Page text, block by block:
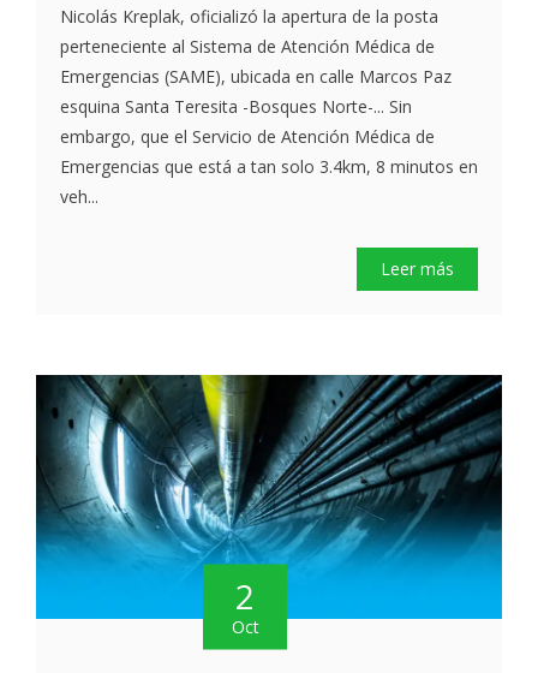
Nicolás Kreplak, oficializó la apertura de la posta
perteneciente al Sistema de Atención Médica de
Emergencias (SAME), ubicada en calle Marcos Paz
esquina Santa Teresita -Bosques Norte-... Sin
embargo, que el Servicio de Atención Médica de
Emergencias que está a tan solo 3.4km, 8 minutos en
veh...
Leer más
2
Oct